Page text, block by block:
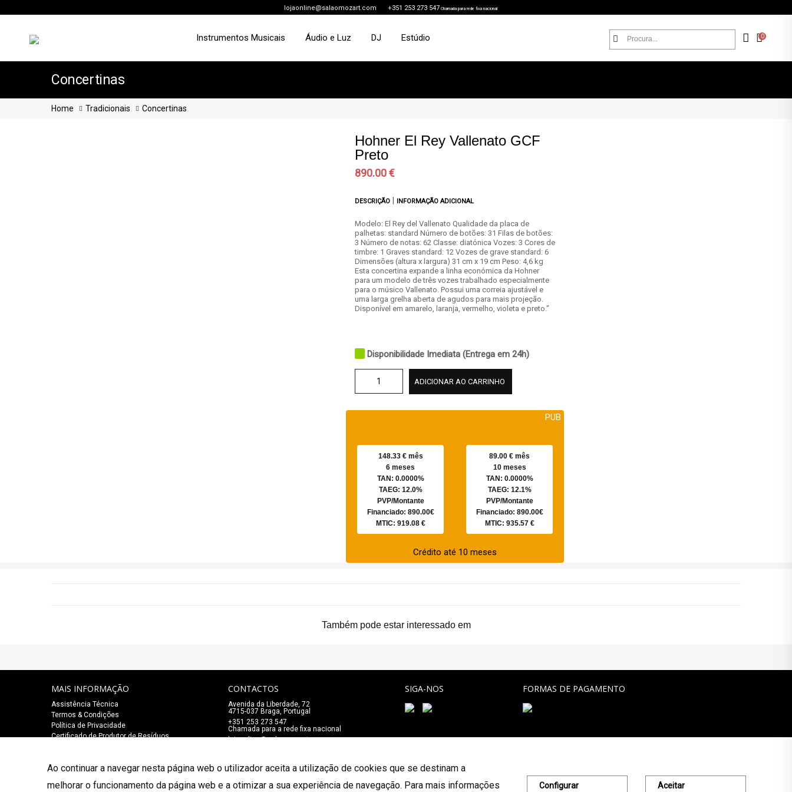
Ao continuar a navegar nesta página web o utilizador aceita a utilização de cookies que se destinam a
melhorar o funcionamento da página web e a otimizar a sua experiência de navegação. Para mais informações
Configurar Aceitar
lojaonline@salaomozart.com +351 253 273 547 Chamada para rede fixa nacional
Instrumentos Musicais Áudio e Luz DJ Estúdio 0
Concertinas
Home Tradicionais Concertinas
Hohner El Rey Vallenato GCF
Preto
890.00 €
DESCRIÇÃO | INFORMAÇÃO ADICIONAL
Modelo: El Rey del Vallenato Qualidade da placa de
palhetas: standard Número de botões: 31 Filas de botões:
3 Número de notas: 62 Classe: diatónica Vozes: 3 Cores de
timbre: 1 Graves standard: 12 Vozes de grave standard: 6
Dimensões (altura x largura) 31 cm x 19 cm Peso: 4,6 kg
Esta concertina expande a linha económica da Hohner
para um modelo de três vozes trabalhado especialmente
para o músico Vallenato. Possui uma correia ajustável e
uma larga grelha aberta de agudos para mais projeção.
Disponível em amarelo, laranja, vermelho, violeta e preto."
Disponibilidade Imediata (Entrega em 24h)
ADICIONAR AO CARRINHO
PUB
148.33 € mês
6 meses
TAN: 0.0000%
TAEG: 12.0%
PVP/Montante
Financiado: 890.00€
MTIC: 919.08 €
89.00 € mês
10 meses
TAN: 0.0000%
TAEG: 12.1%
PVP/Montante
Financiado: 890.00€
MTIC: 935.57 €
Crédito até 10 meses
Também pode estar interessado em
MAIS INFORMAÇÃO
Assistência Técnica
Termos & Condições
Política de Privacidade
Certificado de Produtor de Resíduos
CONTACTOS
Avenida da Liberdade, 72
4715-037 Braga, Portugal
+351 253 273 547
Chamada para a rede fixa nacional
lojaonline@salaomozart.com
SIGA-NOS FORMAS DE PAGAMENTO
© 2026 Salão Mozart. Todos os direitos reservados.